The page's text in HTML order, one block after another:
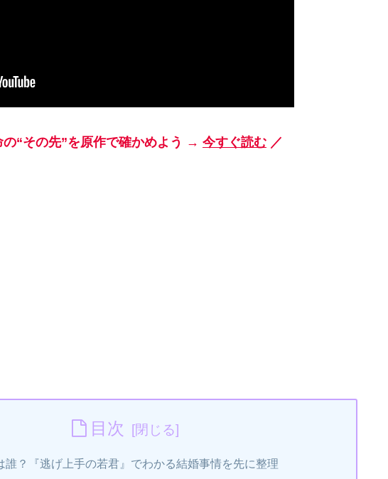
“その先”を原作で確かめよう → 今すぐ読む ／
目次
誰？『逃げ上手の若君』でわかる結婚事情を先に整理